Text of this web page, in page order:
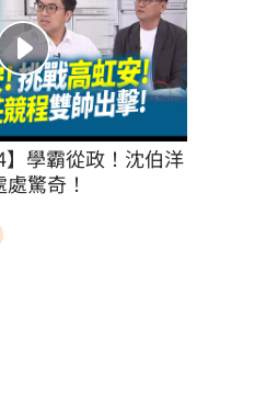
】學霸從政！沈伯洋
驚奇！